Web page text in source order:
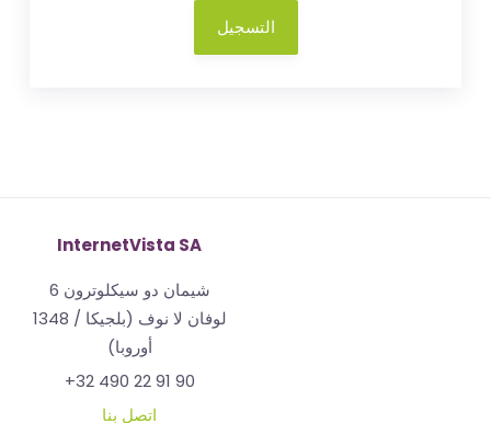
التسجيل
InternetVista SA
شيمان دو سيكلوترون 6
1348 لوفان لا نوف (بلجيكا /
أوروبا)
+32 490 22 91 90
اتصل بنا